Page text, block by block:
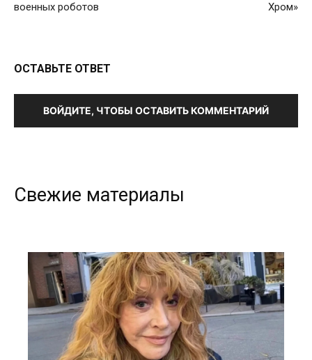
военных роботов
Хром»
ОСТАВЬТЕ ОТВЕТ
ВОЙДИТЕ, ЧТОБЫ ОСТАВИТЬ КОММЕНТАРИЙ
Свежие материалы